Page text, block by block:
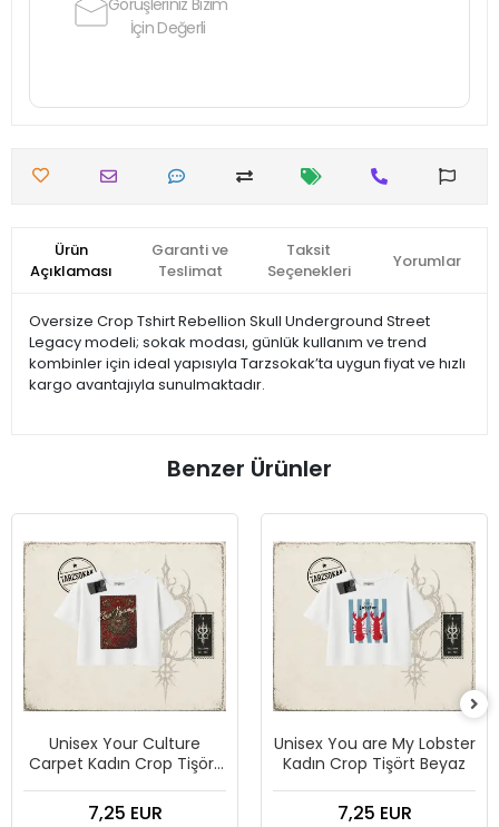
Görüşleriniz Bizim
İçin Değerli
Ürün
Açıklaması
Garanti ve
Teslimat
Taksit
Seçenekleri
Yorumlar
Oversize Crop Tshirt Rebellion Skull Underground Street
Legacy modeli; sokak modası, günlük kullanım ve trend
kombinler için ideal yapısıyla Tarzsokak’ta uygun fiyat ve hızlı
kargo avantajıyla sunulmaktadır.
Benzer Ürünler
Unisex Your Culture
Carpet Kadın Crop Tişört
7,25 EUR
Unisex You are My Lobster
Kadın Crop Tişört Beyaz
7,25 EUR